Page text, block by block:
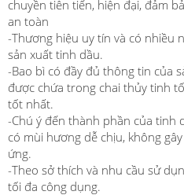
chuyền tiên tiến, hiện đại, đảm
an toàn
-Thương hiệu uy tín và có nhiều
sản xuất tinh dầu.
-Bao bì có đầy đủ thông tin của
được chứa trong chai thủy tinh
tốt nhất.
-Chú ý đến thành phần của tinh
có mùi hương dễ chịu, không
ứng.
-Theo sở thích và nhu cầu sử
tối đa công dụng.